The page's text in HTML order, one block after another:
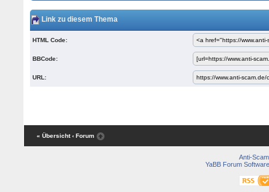
Link zu diesem Thema
HTML Code:
BBCode:
URL:
« Übersicht ‹ Forum
Anti-Scam
YaBB Forum Software